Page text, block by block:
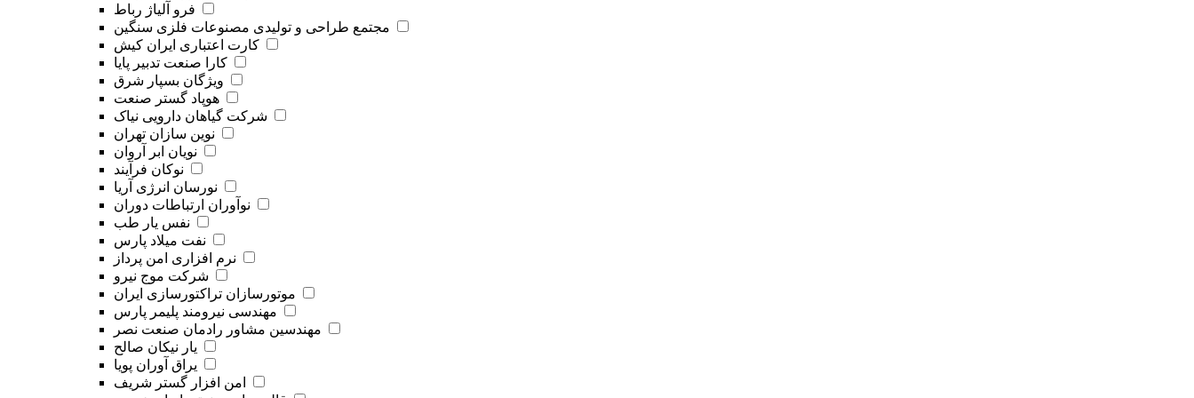
فرو آلیاژ رباط
مجتمع طراحی و تولیدی مصنوعات فلزی سنگین
کارت اعتباری ایران کیش
کارا صنعت تدبیر پایا
ویژگان بسپار شرق
هوپاد گستر صنعت
شرکت گیاهان دارویی نیاک
نوین سازان تهران
نویان ابر آروان
نوکان فرآیند
نورسان انرژی آریا
نوآوران ارتباطات دوران
نفس یار طب
نفت میلاد پارس
نرم افزاری امن پرداز
شرکت موج نیرو
موتورسازان تراکتورسازی ایران
مهندسی نیرومند پلیمر پارس
مهندسین مشاور رادمان صنعت نصر
یار نیکان صالح
یراق آوران پویا
امن افزار گستر شریف